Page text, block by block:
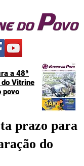
a 48ª
do Vitrine
povo
prazo para
do